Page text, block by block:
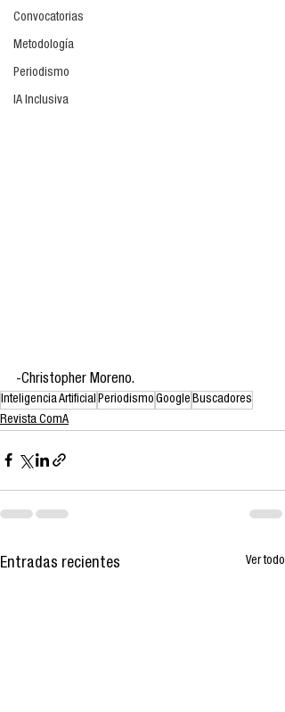
Convocatorias
Metodología
Periodismo
IA Inclusiva
-Christopher Moreno.
Inteligencia Artificial Periodismo Google Buscadores
Revista ComA
Entradas recientes Ver todo